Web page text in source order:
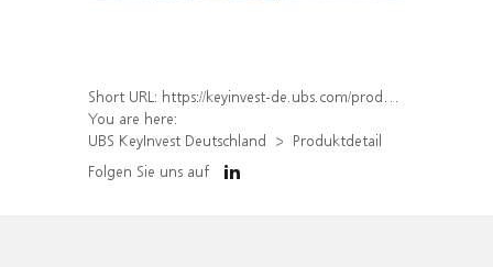
Short URL: https://keyinvest-de.ubs.com/produkt/detail/index/isin/DE000WA51K57
You are here:
UBS KeyInvest Deutschland
Produktdetail
Folgen Sie uns auf